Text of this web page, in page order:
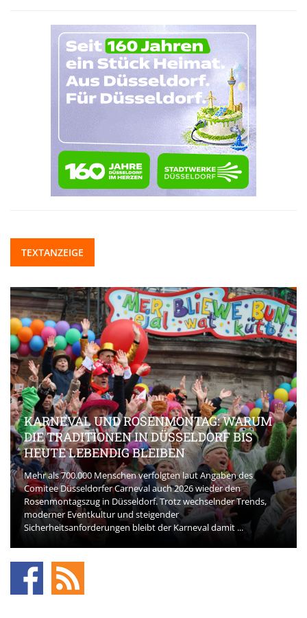
TEXTANZEIGE
KARNEVAL UND ROSENMONTAG: WARUM
DIE TRADITIONEN IN DÜSSELDORF BIS
HEUTE LEBENDIG BLEIBEN
Mehr als 700.000 Menschen verfolgten laut Angaben des
Comitee Düsseldorfer Carneval auch 2026 wieder den
Rosenmontagszug in Düsseldorf. Trotz wechselnder Trends,
moderner Eventkultur und steigender
Sicherheitsanforderungen bleibt der Karneval damit ...